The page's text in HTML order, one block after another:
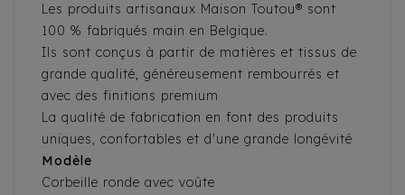
Les produits artisanaux Maison Toutou® sont
100 % fabriqués main en Belgique.
Ils sont conçus à partir de matières et tissus de
grande qualité, généreusement rembourrés et
avec des finitions premium
La qualité de fabrication en font des produits
uniques, confortables et d'une grande longévité
Modèle
Corbeille ronde avec voûte